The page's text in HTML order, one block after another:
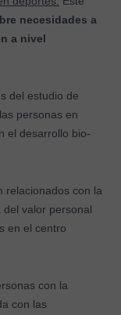
necesidades a
a nivel
del estudio de
personas en
el desarrollo bio-
relacionados con la
valor personal
en el centro
con la
con las